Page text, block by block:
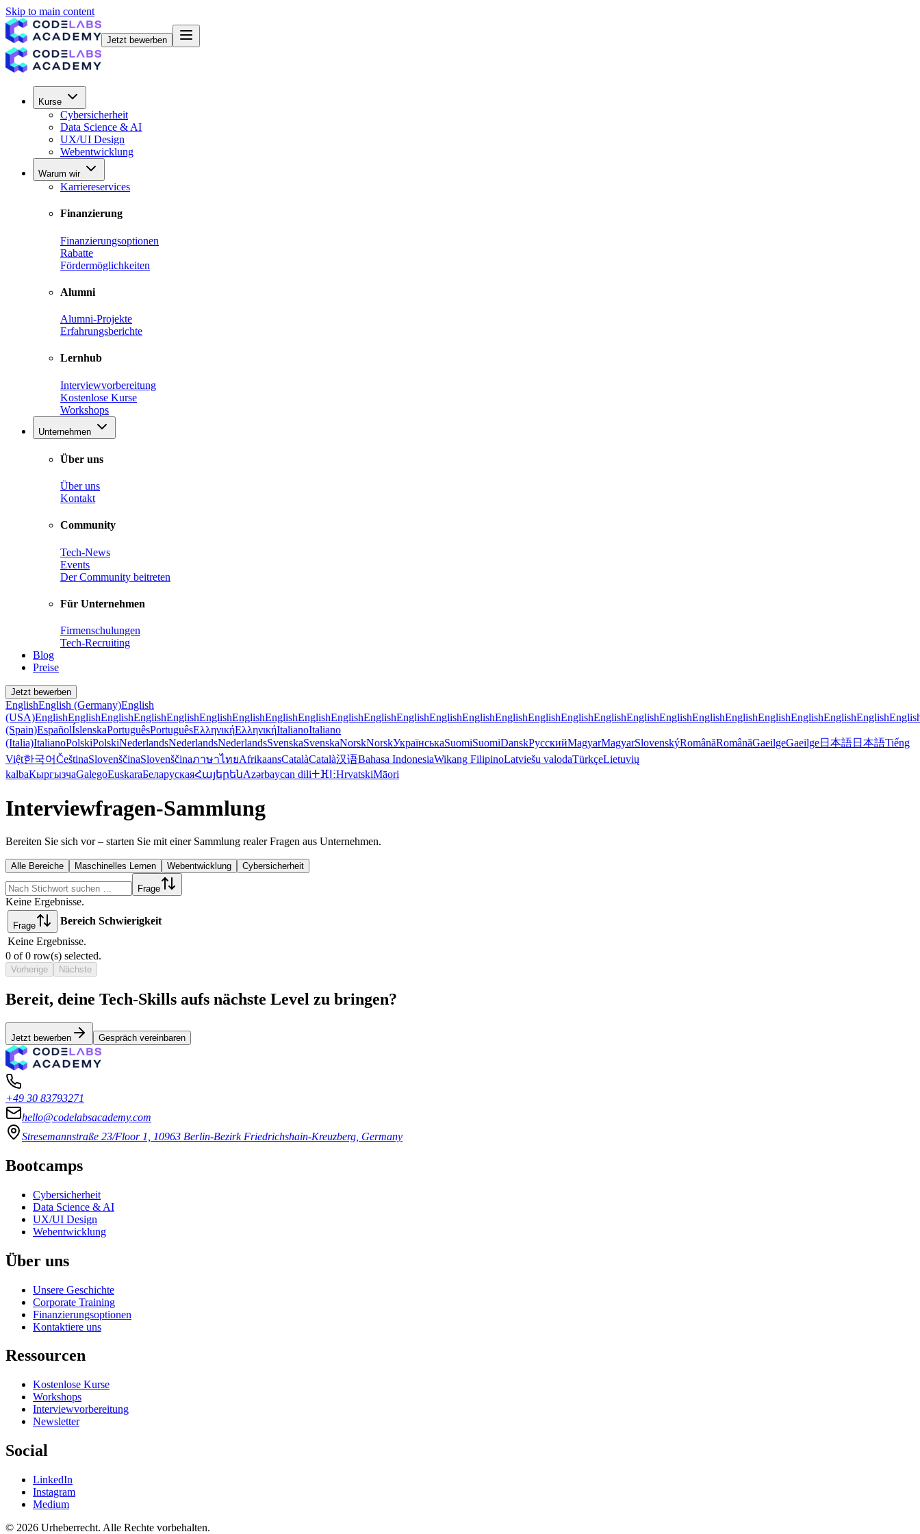
Skip to main content
Jetzt bewerben
Kurse
Cybersicherheit
Data Science & AI
UX/UI Design
Webentwicklung
Warum wir
Karriereservices
Finanzierung
Finanzierungsoptionen
Rabatte
Fördermöglichkeiten
Alumni
Alumni-Projekte
Erfahrungsberichte
Lernhub
Interviewvorbereitung
Kostenlose Kurse
Workshops
Unternehmen
Über uns
Über uns
Kontakt
Community
Tech-News
Events
Der Community beitreten
Für Unternehmen
Firmenschulungen
Tech-Recruiting
Blog
Preise
Jetzt bewerben
EnglishEnglish (Germany)English
(USA)EnglishEnglishEnglishEnglishEnglishEnglishEnglishEnglishEnglishEnglishEnglishEnglishEnglishEnglishEnglishEnglishEnglishEnglishEnglishEnglishEnglishEnglishEnglishEnglishEnglishEnglish
(Spain)EspañolÍslenskaPortuguêsPortuguêsΕλληνικήΕλληνικήItalianoItaliano
(Italia)ItalianoPolskiPolskiNederlandsNederlandsNederlandsSvenskaSvenskaNorskNorskУкраїнськаSuomiSuomiDanskРусскийMagyarMagyarSlovenskýRomânăRomânăGaeilgeGaeilge日本語日本語Tiếng
Việt한국어ČeštinaSlovenščinaSlovenščinaภาษาไทยAfrikaansCatalàCatalà汉语Bahasa IndonesiaWikang FilipinoLatviešu valodaTürkçeLietuvių
kalbaКыргызчаGalegoEuskaraБеларускаяՀայերենAzərbaycan diliⵜⴼⵏⵗHrvatskiMāori
Interviewfragen-Sammlung
Bereiten Sie sich vor – starten Sie mit einer Sammlung realer Fragen aus Unternehmen.
Alle Bereiche Maschinelles Lernen Webentwicklung Cybersicherheit
Frage
Keine Ergebnisse.
Frage Bereich Schwierigkeit
Keine Ergebnisse.
0 of 0 row(s) selected.
Vorherige Nächste
Bereit, deine Tech-Skills aufs nächste Level zu bringen?
Jetzt bewerben Gespräch vereinbaren
+49 30 83793271
hello@codelabsacademy.com
Stresemannstraße 23/Floor 1, 10963 Berlin-Bezirk Friedrichshain-Kreuzberg, Germany
Bootcamps
Cybersicherheit
Data Science & AI
UX/UI Design
Webentwicklung
Über uns
Unsere Geschichte
Corporate Training
Finanzierungsoptionen
Kontaktiere uns
Ressourcen
Kostenlose Kurse
Workshops
Interviewvorbereitung
Newsletter
Social
LinkedIn
Instagram
Medium
© 2026 Urheberrecht. Alle Rechte vorbehalten.